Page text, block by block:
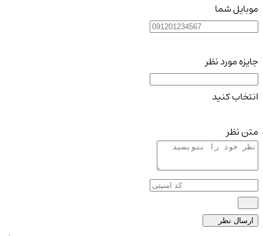
موبایل شما
جایزه مورد نظر
انتخاب کنید
متن نظر
ارسال نظر